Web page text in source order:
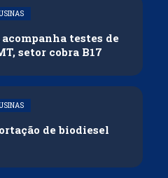
testes de
setor cobra B17
de biodiesel